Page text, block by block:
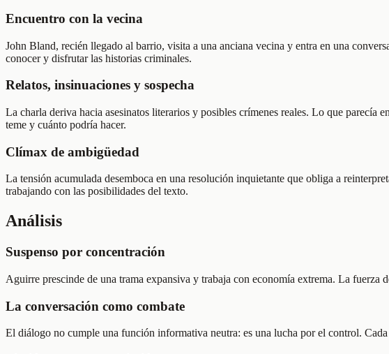
Encuentro con la vecina
John Bland, recién llegado al barrio, visita a una anciana vecina y entra en una
conocer y disfrutar las historias criminales.
Relatos, insinuaciones y sospecha
La charla deriva hacia asesinatos literarios y posibles crímenes reales. Lo que
teme y cuánto podría hacer.
Clímax de ambigüedad
La tensión acumulada desemboca en una resolución inquietante que obliga a
trabajando con las posibilidades del texto.
Análisis
Suspenso por concentración
Aguirre prescinde de una trama expansiva y trabaja con economía extrema. La
La conversación como combate
El diálogo no cumple una función informativa neutra: es una lucha por el control.